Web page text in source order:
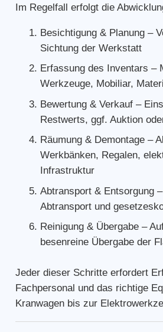
Im Regelfall erfolgt die
Besichtigung & Planung –
Sichtung der Werkstatt
Erfassung des Inventars –
Werkzeuge, Mobiliar,
Bewertung & Verkauf –
Restwerts, ggf. Auktion
Räumung & Demontage –
Werkbänken, Regalen,
Infrastruktur
Abtransport & Entsorgung
Abtransport und
Reinigung & Übergabe –
besenreine Übergabe der
Jeder dieser Schritte erfordert
Fachpersonal und das richtige
Kranwagen bis zur